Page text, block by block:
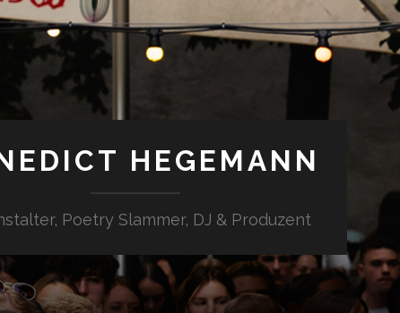
HEGEMANN
Poetry Slammer, DJ & Produzent